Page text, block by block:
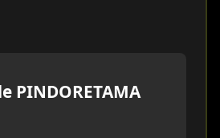
PINDORETAMA